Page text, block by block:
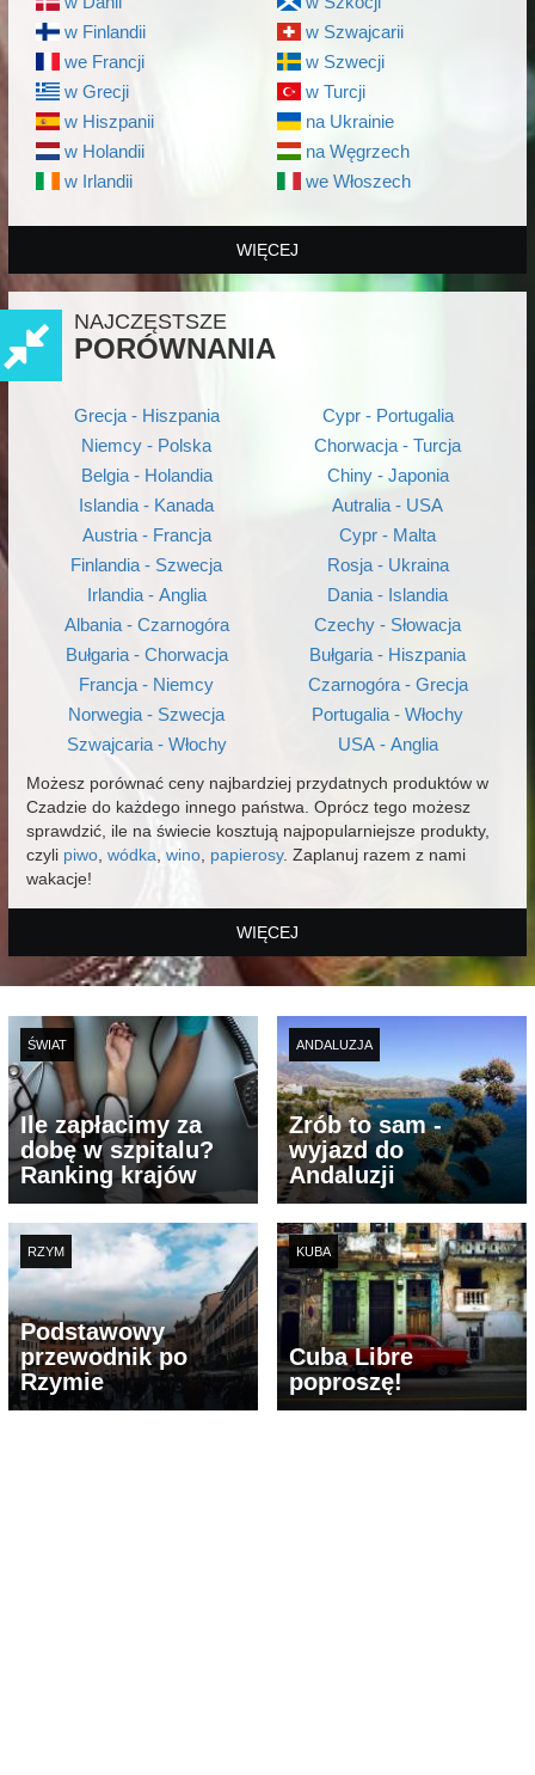
w Finlandii
we Francji
w Grecji
w Hiszpanii
w Holandii
w Irlandii
w Szwajcarii
w Szwecji
w Turcji
na Ukrainie
na Węgrzech
we Włoszech
WIĘCEJ
NAJCZĘSTSZE
PORÓWNANIA
Grecja - Hiszpania
Niemcy - Polska
Belgia - Holandia
Islandia - Kanada
Austria - Francja
Finlandia - Szwecja
Irlandia - Anglia
Albania - Czarnogóra
Bułgaria - Chorwacja
Francja - Niemcy
Norwegia - Szwecja
Szwajcaria - Włochy
Cypr - Portugalia
Chorwacja - Turcja
Chiny - Japonia
Autralia - USA
Cypr - Malta
Rosja - Ukraina
Dania - Islandia
Czechy - Słowacja
Bułgaria - Hiszpania
Czarnogóra - Grecja
Portugalia - Włochy
USA - Anglia
Możesz porównać ceny najbardziej przydatnych produktów w
Czadzie do każdego innego państwa. Oprócz tego możesz
sprawdzić, ile na świecie kosztują najpopularniejsze produkty,
czyli piwo wódka wino papierosy. Zaplanuj razem z nami
wakacje!
WIĘCEJ
ŚWIAT
Ile zapłacimy za
dobę w szpitalu?
Ranking krajów
ANDALUZJA
Zrób to sam -
wyjazd do
Andaluzji
RZYM
Podstawowy
przewodnik po
Rzymie
KUBA
Cuba Libre
poproszę!